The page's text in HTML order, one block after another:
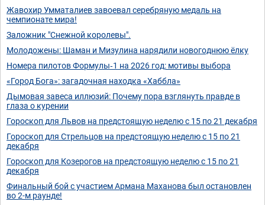
Жавохир Умматалиев завоевал серебряную медаль на
чемпионате мира!
Заложник "Снежной королевы".
Молодожены: Шаман и Мизулина нарядили новогоднюю ёлку
Номера пилотов Формулы‑1 на 2026 год: мотивы выбора
«Город Бога»: загадочная находка «Хаббла»
Дымовая завеса иллюзий: Почему пора взглянуть правде в
глаза о курении
Гороскоп для Львов на предстоящую неделю с 15 по 21 декабря
Гороскоп для Стрельцов на предстоящую неделю с 15 по 21
декабря
Гороскоп для Козерогов на предстоящую неделю с 15 по 21
декабря
Финальный бой с участием Армана Маханова был остановлен
во 2-м раунде!